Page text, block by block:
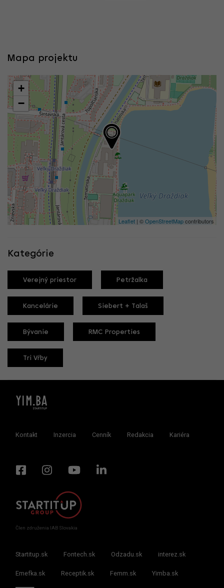
Mapa projektu
+
−
Leaflet | ©OpenStreetMapcontributors
Kategórie
Verejný priestor Petržalka
Kancelárie Siebert + Talaš
Bývanie RMC Properties
Tri Vŕby
Kontakt Inzercia Cenník Redakcia Kariéra
Člen združenia IAB Slovakia
Startitup.sk Fontech.sk Odzadu.sk interez.sk
Emefka.sk Receptik.sk Femm.sk Yimba.sk